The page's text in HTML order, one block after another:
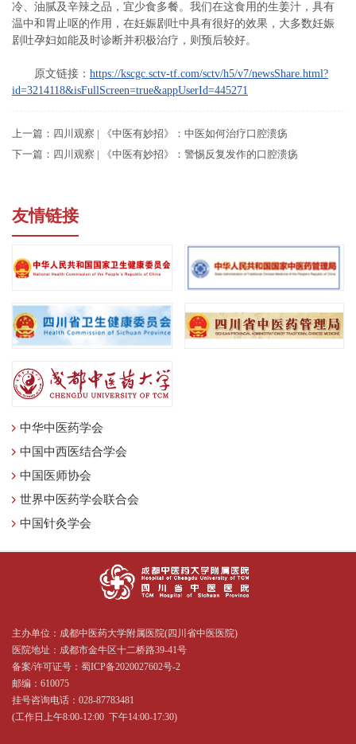
冷、油腻及辛辣之品，宜少食多餐。我们在这食用的生姜汁，具有
温中和胃止呕的作用，在妊娠剧吐中具有很好的效果，大多数妊娠
剧吐孕妇如能及时诊断并积极治疗，则预后较好。
原文链接： https://kscgc.sctv-tf.com/sctv/h5/v7/newsShare.html?
id=3214118&isFullScreen=true&appUserId=445271
上一篇： 四川观察 | 《中医有妙招》：中医如何治疗口腔溃疡
下一篇： 四川观察 | 《中医有妙招》：警惕反复发作的口腔溃疡
友情链接
中华中医药学会
中国中西医结合学会
中国医师协会
世界中医药学会联合会
中国针灸学会
主办单位：成都中医药大学附属医院(四川省中医医院)
医院地址：成都市金牛区十二桥路39-41号
备案/许可证号： 蜀ICP备2020027602号-2
邮编：610075
挂号咨询电话：028-87783481
(工作日上午8:00-12:00 下午14:00-17:30)